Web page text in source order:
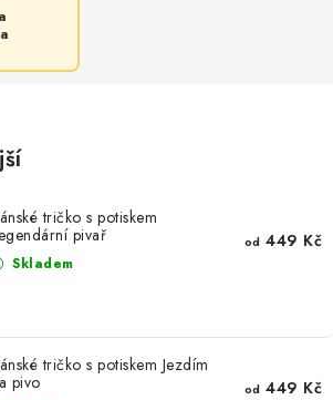
tričko s potiskem
pivař
Skladem
od 449 Kč
tričko s potiskem Jezdím
pivo
od 449 Kč